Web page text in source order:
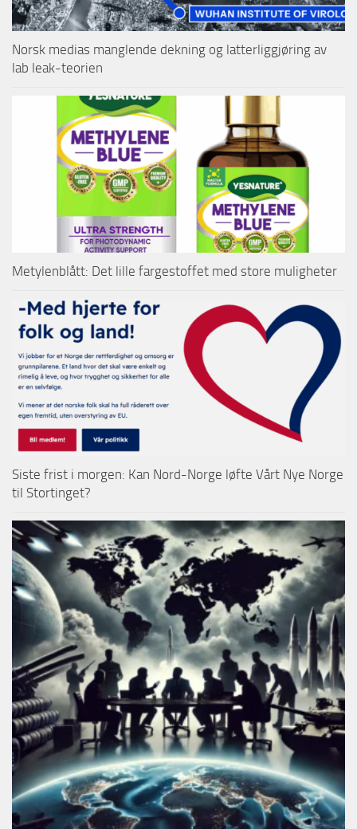
Norsk medias manglende dekning og latterliggjøring av
lab leak-teorien
Metylenblått: Det lille fargestoffet med store muligheter
Siste frist i morgen: Kan Nord-Norge løfte Vårt Nye Norge
til Stortinget?